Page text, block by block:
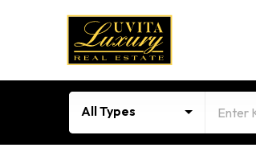
All Types